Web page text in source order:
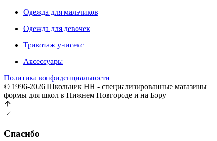
Одежда для мальчиков
Одежда для девочек
Трикотаж унисекс
Аксессуары
Политика конфиденциальности
© 1996-2026 Школьник НН - специализированные магазины
формы для школ в Нижнем Новгороде и на Бору
Спасибо